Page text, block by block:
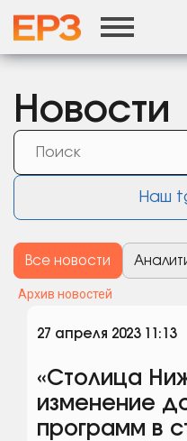
Новости
Наш
Все новости
Архив новостей
27 апреля 2023 11:13
«Столица
изменение
программ в